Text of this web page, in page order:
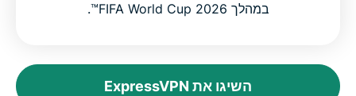
במהלך FIFA World Cup 2026™.
השיגו את ExpressVPN